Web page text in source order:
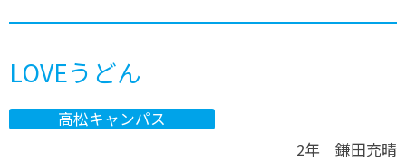
LOVEうどん
高松キャンパス
2年 鎌田充晴